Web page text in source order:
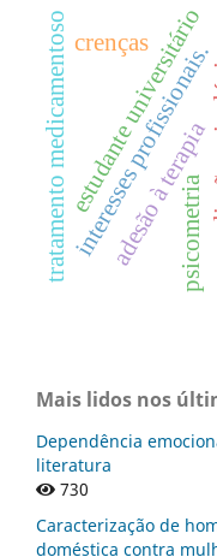
interesses profissionais.
estudante universitário
adesão à terapia
tratamento medicamentoso crenças
psicometria
Mais lidos nos
Dependência
literatura
730
Caracterização de
doméstica contra